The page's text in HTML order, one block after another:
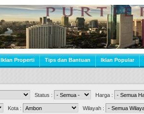
Iklan Properti Tips dan Bantuan Iklan Popular
Status : Harga :
Kota : Wilayah :